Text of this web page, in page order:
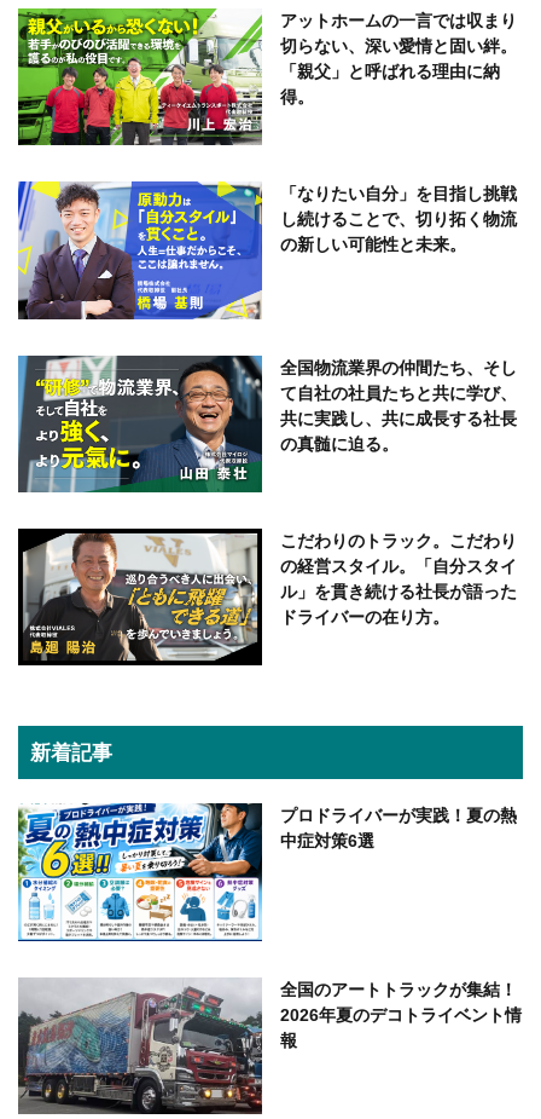
アットホームの一言では収まり
切らない、深い愛情と固い絆。
「親父」と呼ばれる理由に納
得。
「なりたい自分」を目指し挑戦
し続けることで、切り拓く物流
の新しい可能性と未来。
全国物流業界の仲間たち、そし
て自社の社員たちと共に学び、
共に実践し、共に成長する社長
の真髄に迫る。
こだわりのトラック。こだわり
の経営スタイル。「自分スタイ
ル」を貫き続ける社長が語った
ドライバーの在り方。
新着記事
プロドライバーが実践！夏の熱
中症対策6選
全国のアートトラックが集結！
2026年夏のデコトライベント情
報